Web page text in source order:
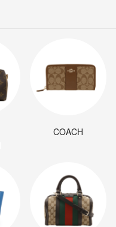
COACH